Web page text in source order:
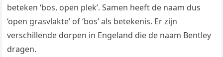
beteken ‘bos, open plek’. Samen heeft de naam dus
‘open grasvlakte’ of ‘bos’ als betekenis. Er zijn
verschillende dorpen in Engeland die de naam Bentley
dragen.